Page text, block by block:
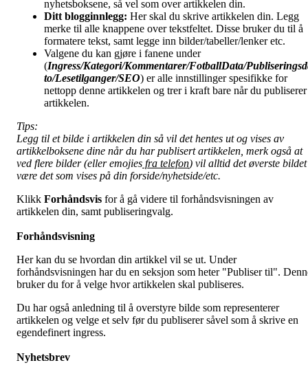
nyhetsboksene, så vel som over artikkelen din.
Ditt blogginnlegg: Her skal du skrive artikkelen din. Legg
merke til alle knappene over tekstfeltet. Disse bruker du til å
formatere tekst, samt legge inn bilder/tabeller/lenker etc.
Valgene du kan gjøre i fanene under
(Ingress/Kategori/Kommentarer/FotballData/
to/Lesetilganger/SEO) er alle innstillinger spesifikke for
nettopp denne artikkelen og trer i kraft bare når du publiserer
artikkelen.
Tips:
Legg til et bilde i artikkelen din så vil det hentes ut og vises av
artikkelboksene dine når du har publisert artikkelen, merk også at
ved flere bilder (eller emojies fra telefon) vil alltid det øverste bildet
være det som vises på din forside/nyhetside/etc.
Klikk Forhåndsvis for å gå videre til forhåndsvisningen av
artikkelen din, samt publiseringvalg.
Forhåndsvisning
Her kan du se hvordan din artikkel vil se ut. Under
forhåndsvisningen har du en seksjon som heter "Publiser til".
bruker du for å velge hvor artikkelen skal publiseres.
Du har også anledning til å overstyre bilde som representerer
artikkelen og velge et selv før du publiserer såvel som å skrive en
egendefinert ingress.
Nyhetsbrev